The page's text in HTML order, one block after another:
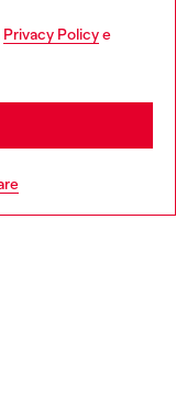
Privacy Policye
it seems you may